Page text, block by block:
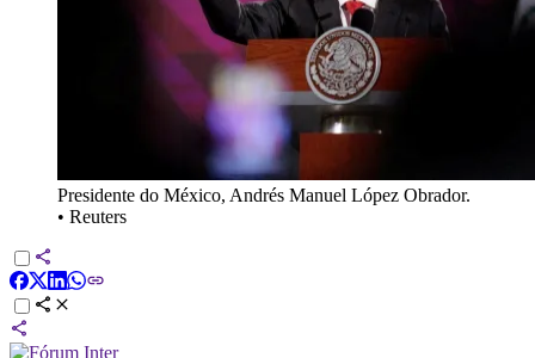
Presidente do México, Andrés Manuel López Obrador.
• Reuters